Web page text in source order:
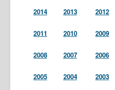
2014 2013 2012
2011 2010 2009
2008 2007 2006
2005 2004 2003